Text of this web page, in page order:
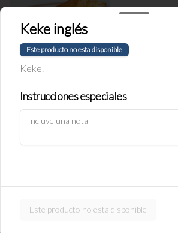
Empanada de
S/ 11.90
Política de Cookies
Haga clic en Aceptar para permitir que
Keke inglés
Este producto no esta disponible
Keke.
Instrucciones especiales
Este producto no esta disponible